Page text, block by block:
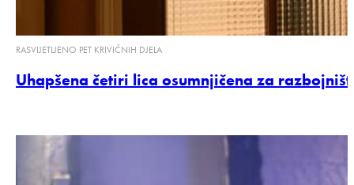
RASVIJETLJENO PET KRIVIČNIH DJELA
Uhapšena četiri lica osumnjičena za